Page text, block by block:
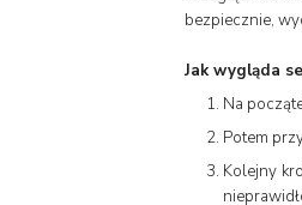
bezpiecznie,
Jak wygląda
Na
Potem
Kolejny